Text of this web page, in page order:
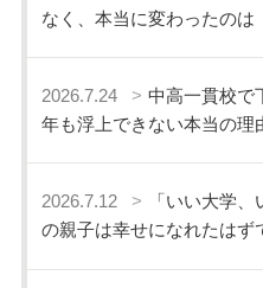
なく、本当に変わったのは
2026.7.24
中高一貫校で
年も浮上できない本当の理
2026.7.12
「いい大学
の親子は幸せになれたはず